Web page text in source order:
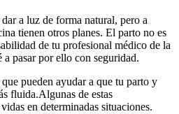
a luz de forma natural, pero a
tienen otros planes. El parto no es
de tu profesional médico de la
pasar por ello con seguridad.
pueden ayudar a que tu parto y
fluida.Algunas de estas
en determinadas situaciones.